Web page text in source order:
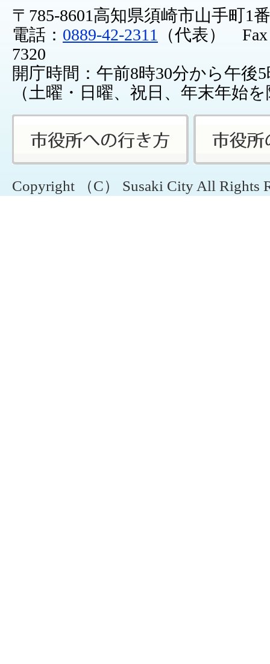
〒785-8601高知県須崎市山手町1
電話： 0889-42-2311
（代表） Fax
7320
開庁時間：午前8時30分から午後
（土曜・日曜、祝日、年末年始
Copyright （C） Susaki City All Rights